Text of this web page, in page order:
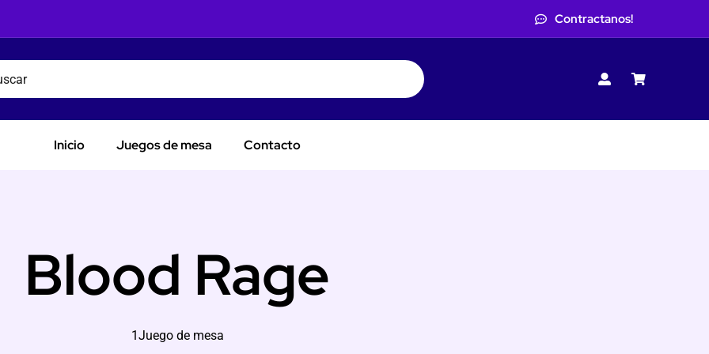
Contractanos!
Inicio Juegos de mesa Contacto
Blood Rage
1Juego de mesa